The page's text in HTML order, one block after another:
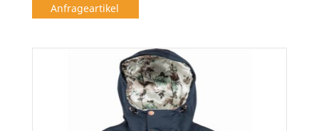
Anfrageartikel